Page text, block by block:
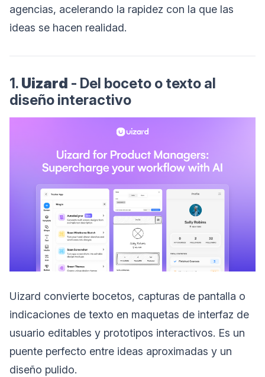
agencias, acelerando la rapidez con la que las
ideas se hacen realidad.
1. Uizard - Del boceto o texto al
diseño interactivo
Uizard convierte bocetos, capturas de pantalla o
indicaciones de texto en maquetas de interfaz de
usuario editables y prototipos interactivos. Es un
puente perfecto entre ideas aproximadas y un
diseño pulido.